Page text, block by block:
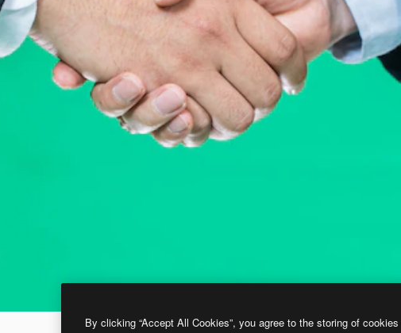
By clicking “Accept All Cookies”, you agree to the storing of